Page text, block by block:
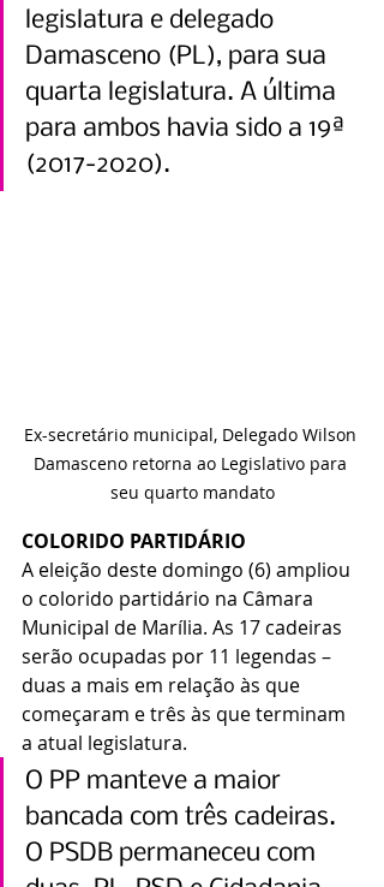
legislatura e delegado
Damasceno (PL), para sua
quarta legislatura. A última
para ambos havia sido a 19ª
(2017-2020).
Ex-secretário municipal, Delegado Wilson
Damasceno retorna ao Legislativo para
seu quarto mandato
COLORIDO PARTIDÁRIO
A eleição deste domingo (6) ampliou
o colorido partidário na Câmara
Municipal de Marília. As 17 cadeiras
serão ocupadas por 11 legendas –
duas a mais em relação às que
começaram e três às que terminam
a atual legislatura.
O PP manteve a maior
bancada com três cadeiras.
O PSDB permaneceu com